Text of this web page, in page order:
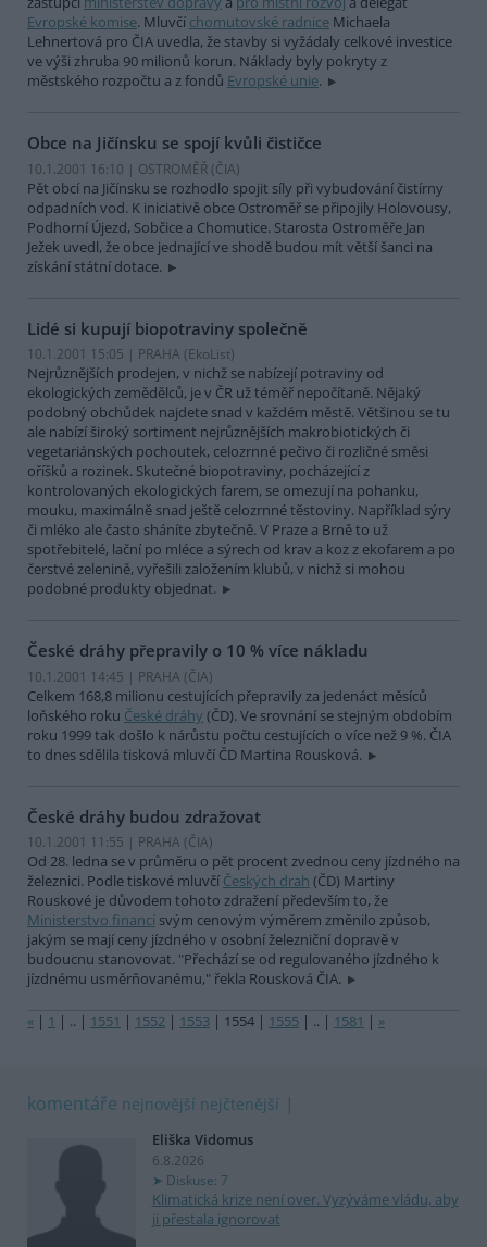
Evropské komise. Mluvčí chomutovské radnice Michaela
Lehnertová pro ČIA uvedla, že stavby si vyžádaly celkové investice
ve výši zhruba 90 milionů korun. Náklady byly pokryty z
městského rozpočtu a z fondů Evropské unie.
Obce na Jičínsku se spojí kvůli čističce
10.1.2001 16:10 | OSTROMĚŘ (ČIA)
Pět obcí na Jičínsku se rozhodlo spojit síly při vybudování čistírny
odpadních vod. K iniciativě obce Ostroměř se připojily Holovousy,
Podhorní Újezd, Sobčice a Chomutice. Starosta Ostroměře Jan
Ježek uvedl, že obce jednající ve shodě budou mít větší šanci na
získání státní dotace.
Lidé si kupují biopotraviny společně
10.1.2001 15:05 | PRAHA (EkoList)
Nejrůznějších prodejen, v nichž se nabízejí potraviny od
ekologických zemědělců, je v ČR už téměř nepočítaně. Nějaký
podobný obchůdek najdete snad v každém městě. Většinou se tu
ale nabízí široký sortiment nejrůznějších makrobiotických či
vegetariánských pochoutek, celozrnné pečivo či rozličné směsi
oříšků a rozinek. Skutečné biopotraviny, pocházející z
kontrolovaných ekologických farem, se omezují na pohanku,
mouku, maximálně snad ještě celozrnné těstoviny. Například sýry
či mléko ale často sháníte zbytečně. V Praze a Brně to už
spotřebitelé, lační po mléce a sýrech od krav a koz z ekofarem a po
čerstvé zelenině, vyřešili založením klubů, v nichž si mohou
podobné produkty objednat.
České dráhy přepravily o 10 % více nákladu
10.1.2001 14:45 | PRAHA (ČIA)
Celkem 168,8 milionu cestujících přepravily za jedenáct měsíců
loňského roku České dráhy (ČD). Ve srovnání se stejným obdobím
roku 1999 tak došlo k nárůstu počtu cestujících o více než 9 %. ČIA
to dnes sdělila tisková mluvčí ČD Martina Rousková.
České dráhy budou zdražovat
10.1.2001 11:55 | PRAHA (ČIA)
Od 28. ledna se v průměru o pět procent zvednou ceny jízdného na
železnici. Podle tiskové mluvčí Českých drah (ČD) Martiny
Rouskové je důvodem tohoto zdražení především to, že
Ministerstvo financí svým cenovým výměrem změnilo způsob,
jakým se mají ceny jízdného v osobní železniční dopravě v
budoucnu stanovovat. "Přechází se od regulovaného jízdného k
jízdnému usměrňovanému," řekla Rousková ČIA.
« | 1 | .. | 1551 | 1552 | 1553 | 1554 | 1555 | .. | 1581 | »
komentáře nejnovější nejčtenější
Eliška Vidomus
6.8.2026
Diskuse: 7
Klimatická krize není over. Vyzýváme vládu, aby
ji přestala ignorovat